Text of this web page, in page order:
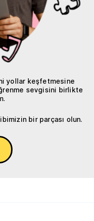
yollar keşfetmesine
sevgisini birlikte
bir parçası olun.